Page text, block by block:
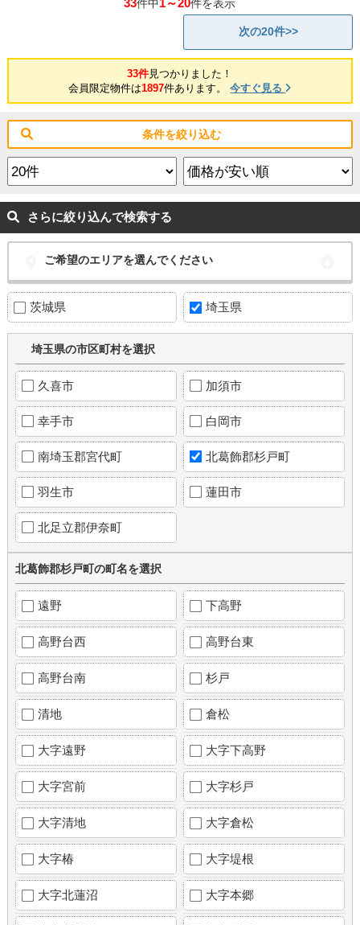
33件中1～20件を表示
次の20件>>
33件見つかりました！
会員限定物件は1897件あります。今すぐ見る
条件を絞り込む
さらに絞り込んで検索する
ご希望のエリアを選んでください
茨城県 埼玉県
埼玉県の市区町村を選択
久喜市 加須市
幸手市 白岡市
南埼玉郡宮代町 北葛飾郡杉戸町
羽生市 蓮田市
北足立郡伊奈町
北葛飾郡杉戸町の町名を選択
遠野 下高野
高野台西 高野台東
高野台南 杉戸
清地 倉松
大字遠野 大字下高野
大字宮前 大字杉戸
大字清地 大字倉松
大字椿 大字堤根
大字北蓮沼 大字本郷